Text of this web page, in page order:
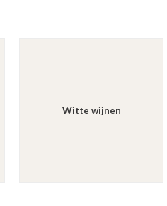
Witte wijnen